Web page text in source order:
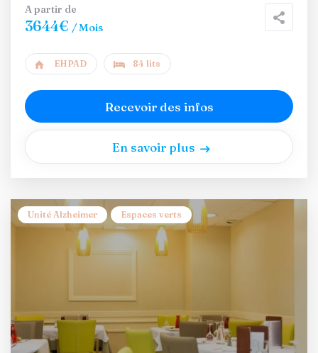
A partir de
3644€ / Mois
EHPAD 84 lits
Recevoir des infos
En savoir plus
Unité Alzheimer Espaces verts